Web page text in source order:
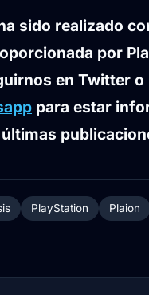
sido realizado
por
en Twitter o
para estar
PlayStation Plaion